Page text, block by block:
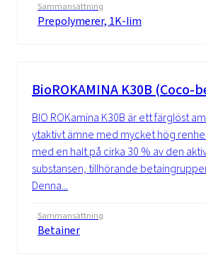
Sammansättning
Prepolymerer, 1K-lim
BioROKAMINA K30B (Coco-
BIO ROKamina K30B är ett färglöst
ytaktivt ämne med mycket hög
med en halt på cirka 30 % av den
substansen, tillhörande
Denna...
Sammansättning
Betainer